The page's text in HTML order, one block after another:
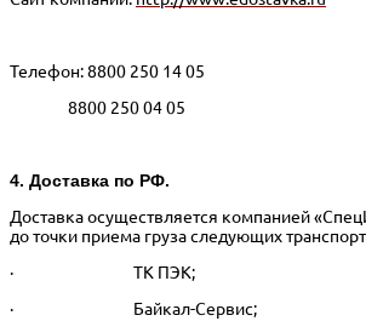
Телефон: 8800 250 14 05
8800 250 04 05
4. Доставка по РФ.
Доставка осуществляется компанией
до точки приема груза следующих
· ТК ПЭК;
· Байкал-Сервис;